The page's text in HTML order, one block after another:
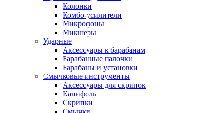
Колонки
Комбо-усилители
Микрофоны
Микшеры
Ударные
Аксессуары к барабанам
Барабанные палочки
Барабаны и установки
Смычковые инструменты
Аксессуары для скрипок
Канифоль
Скрипки
Смычки